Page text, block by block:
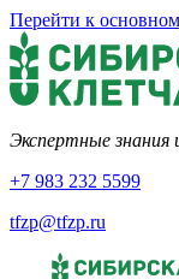
Перейти к
Экспертные знания
+7 983 232 5599
tfzp@tfzp.ru